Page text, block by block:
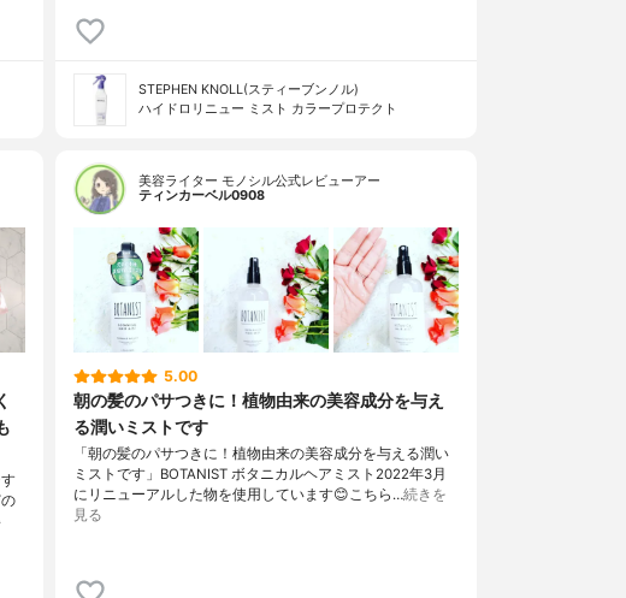
STEPHEN KNOLL(スティーブンノル)
ハイドロリニュー ミスト カラープロテクト
美容ライター モノシル公式レビューアー
ティンカーベル0908
5.00
朝の髪のパサつきに！植物由来の美容成分を与え
る潤いミストです
「朝の髪のパサつきに！植物由来の美容成分を与える潤い
ミストです」BOTANIST ボタニカルヘアミスト2022年3月
にリニューアルした物を使用しています😊こちら…続きを
見る